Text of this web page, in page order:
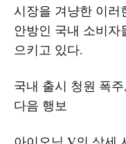
시장을 겨냥한 이러
안방인 국내 소비자
으키고 있다.
국내 출시 청원 폭
다음 행보